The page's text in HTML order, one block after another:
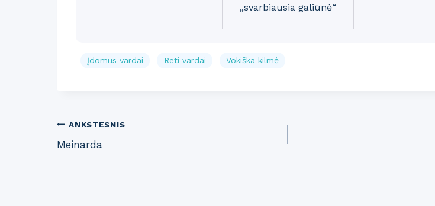
„svarbiausia galiūnė“
Įdomūs vardai Reti vardai Vokiška kilmė
Post
navigation
ANKSTESNIS
Meinarda